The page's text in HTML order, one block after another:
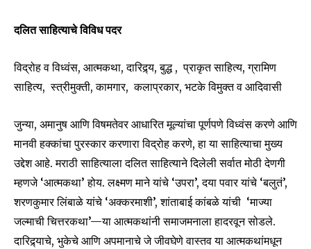
or click the subscribe button below. Don't worry, we respect
SUBSCRIBE
I've read and accept thePrivacy Policy.
6,300 32,111 75
दलित साहित्याचे विविध पदर
विद्रोह व विध्वंस, आत्मकथा, दारिद्र्य, बुद्ध , प्राकृत साहित्य, ग्रामिण
साहित्य, स्त्रीमुक्ती, कामगार, कलाप्रकार, भटके विमुक्त व आदिवासी
जुन्या, अमानुष आणि विषमतेवर आधारित मूल्यांचा पूर्णपणे विध्वंस करणे आणि
मानवी हक्कांचा पुरस्कार करणारा विद्रोह करणे, हा या साहित्याचा मुख्य
उद्देश आहे. मराठी साहित्याला दलित साहित्याने दिलेली सर्वात मोठी देणगी
म्हणजे ‘आत्मकथा’ होय. लक्ष्मण माने यांचे ‘उपरा’, दया पवार यांचे ‘बलुतं’,
शरणकुमार लिंबाळे यांचे ‘अक्करमाशी’, शांताबाई कांबळे यांची ‘माज्या
जल्माची चित्तरकथा’—या आत्मकथांनी समाजमनाला हादरवून सोडले.
दारिद्र्याचे, भुकेचे आणि अपमानाचे जे जीवघेणे वास्तव या आत्मकथांमधून